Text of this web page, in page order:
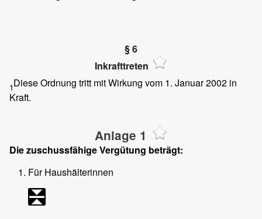
§ 6
Inkrafttreten
1Diese Ordnung tritt mit Wirkung vom 1. Januar 2002 in
Kraft.
Anlage 1
Die zuschussfähige Vergütung beträgt:
Für Haushälterinnen